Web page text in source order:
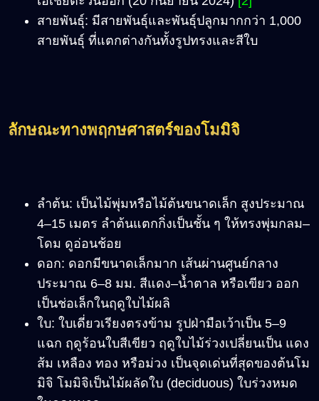
สายพันธุ์: มีสายพันธุ์และพันธุ์ปลูกมากกว่า 1,000
สายพันธุ์ ที่แตกต่างกันทั้งรูปทรงและสีใบ
ลักษณะทางพฤกษศาสตร์ของโมมิจิ
ลำต้น: เป็นไม้พุ่มหรือไม้ต้นขนาดเล็ก สูงประมาณ
4–15 เมตร ลำต้นแตกกิ่งเป็นชั้น ๆ ให้ทรงพุ่มกลม–
โดม ดูอ่อนช้อย
ดอก: ดอกมีขนาดเล็กมาก เส้นผ่านศูนย์กลาง
ประมาณ 6–8 มม. สีแดง–น้ำตาล หรือเขียว ออก
เป็นช่อเล็กในฤดูใบไม้ผลิ
ใบ: ใบเดี่ยวเรียงตรงข้าม รูปฝ่ามือเว้าเป็น 5–9
แฉก ฤดูร้อนใบสีเขียว ฤดูใบไม้ร่วงเปลี่ยนเป็น แดง
ส้ม เหลือง ทอง หรือม่วง เป็นจุดเด่นที่สุดของต้นโม
มิจิ โมมิจิเป็นไม้ผลัดใบ (deciduous) ใบร่วงหมด